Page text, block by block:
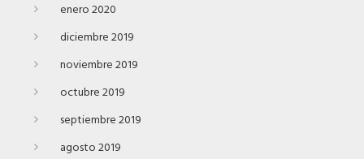
enero 2020
diciembre 2019
noviembre 2019
octubre 2019
septiembre 2019
agosto 2019